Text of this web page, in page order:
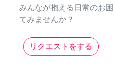
みんなが抱える日常のお
てみませんか？
リクエストをする